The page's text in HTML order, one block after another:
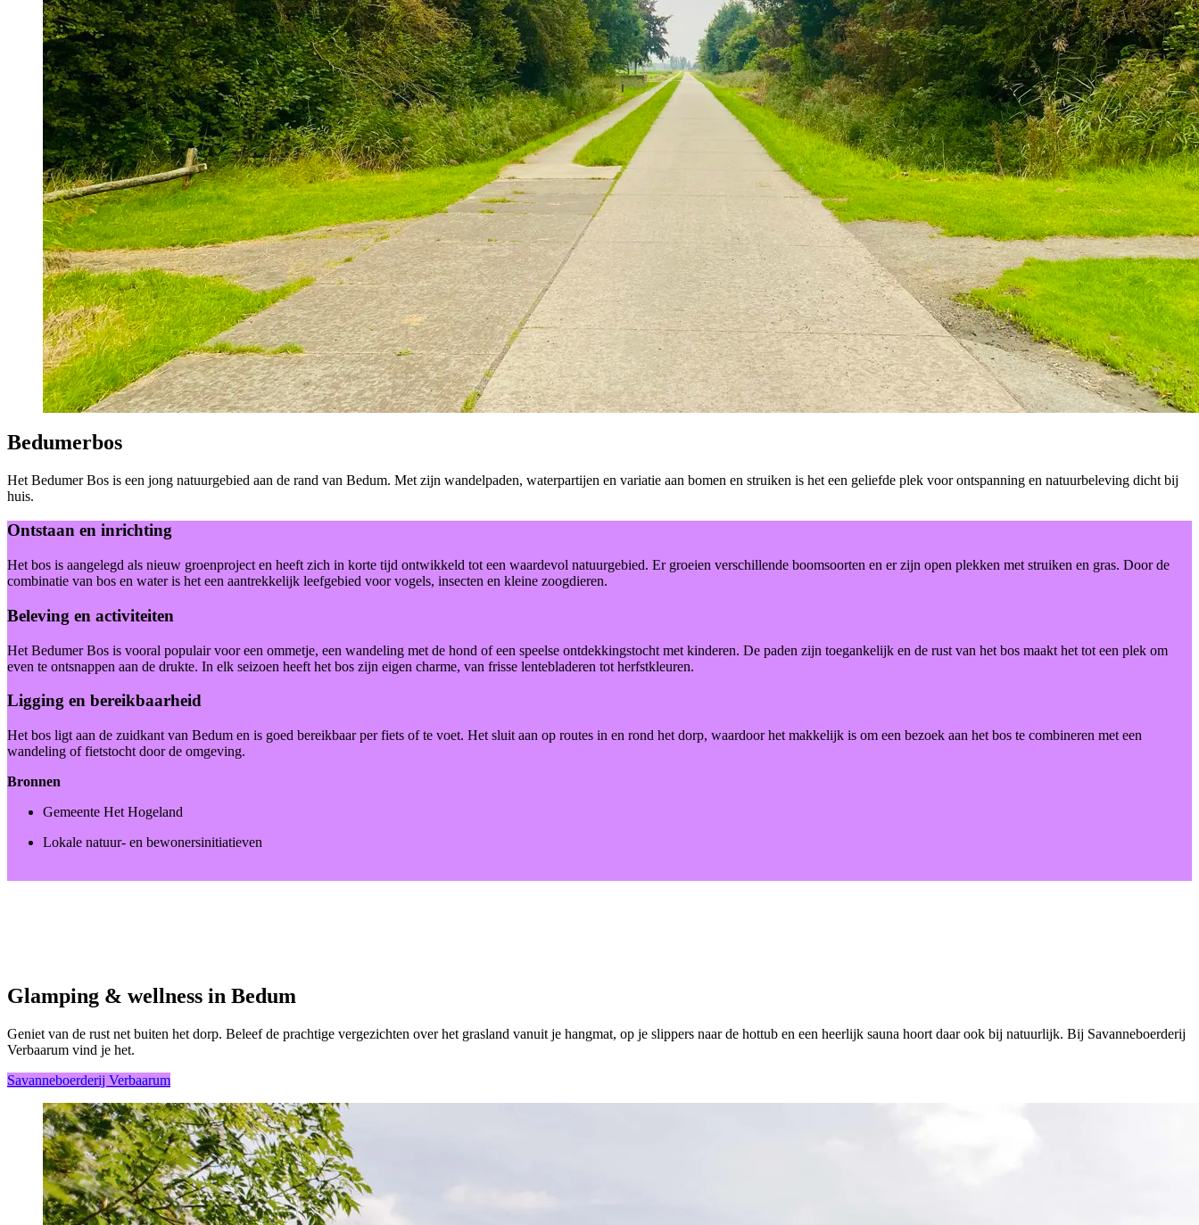
Bedumerbos
Het Bedumer Bos is een jong natuurgebied aan de rand van Bedum. Met zijn wandelpaden, waterpartijen en variatie aan bomen en struiken is het een geliefde plek voor ontspanning en natuurbeleving dicht bij
huis.
Ontstaan en inrichting
Het bos is aangelegd als nieuw groenproject en heeft zich in korte tijd ontwikkeld tot een waardevol natuurgebied. Er groeien verschillende boomsoorten en er zijn open plekken met struiken en gras. Door de
combinatie van bos en water is het een aantrekkelijk leefgebied voor vogels, insecten en kleine zoogdieren.
Beleving en activiteiten
Het Bedumer Bos is vooral populair voor een ommetje, een wandeling met de hond of een speelse ontdekkingstocht met kinderen. De paden zijn toegankelijk en de rust van het bos maakt het tot een plek om
even te ontsnappen aan de drukte. In elk seizoen heeft het bos zijn eigen charme, van frisse lentebladeren tot herfstkleuren.
Ligging en bereikbaarheid
Het bos ligt aan de zuidkant van Bedum en is goed bereikbaar per fiets of te voet. Het sluit aan op routes in en rond het dorp, waardoor het makkelijk is om een bezoek aan het bos te combineren met een
wandeling of fietstocht door de omgeving.
Bronnen
Gemeente Het Hogeland
Lokale natuur- en bewonersinitiatieven
Glamping & wellness in Bedum
Geniet van de rust net buiten het dorp. Beleef de prachtige vergezichten over het grasland vanuit je hangmat, op je slippers naar de hottub en een heerlijk sauna hoort daar ook bij natuurlijk. Bij Savanneboerderij
Verbaarum vind je het.
Savanneboerderij Verbaarum